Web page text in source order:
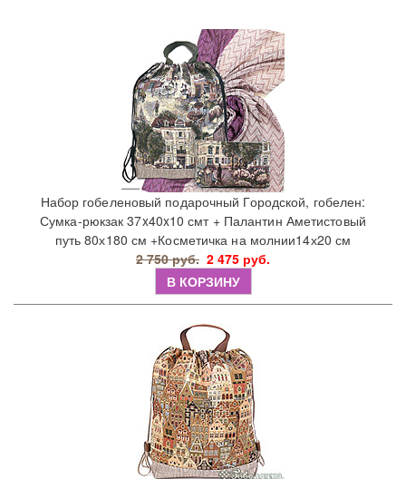
Набор гобеленовый подарочный Городской, гобелен:
Сумка-рюкзак 37x40x10 смт + Палантин Аметистовый
путь 80х180 см +Косметичка на молнии14х20 см
2 750 руб. 2 475 руб.
В КОРЗИНУ